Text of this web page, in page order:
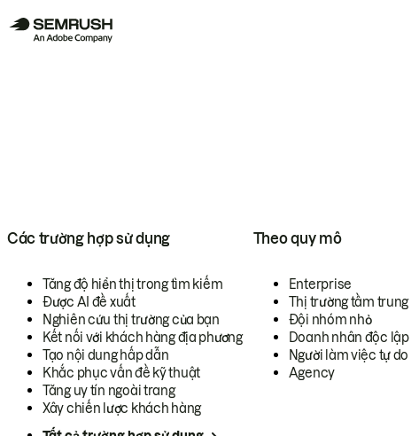
Các trường hợp sử dụng
Tăng độ hiển thị trong tìm kiếm
Được AI đề xuất
Nghiên cứu thị trường của bạn
Kết nối với khách hàng địa phương
Tạo nội dung hấp dẫn
Khắc phục vấn đề kỹ thuật
Tăng uy tín ngoài trang
Xây chiến lược khách hàng
Theo quy mô
Enterprise
Thị trường tầm trung
Đội nhóm nhỏ
Doanh nhân độc lập
Người làm việc tự do
Agency